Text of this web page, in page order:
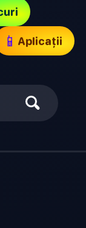
📱 Aplicații